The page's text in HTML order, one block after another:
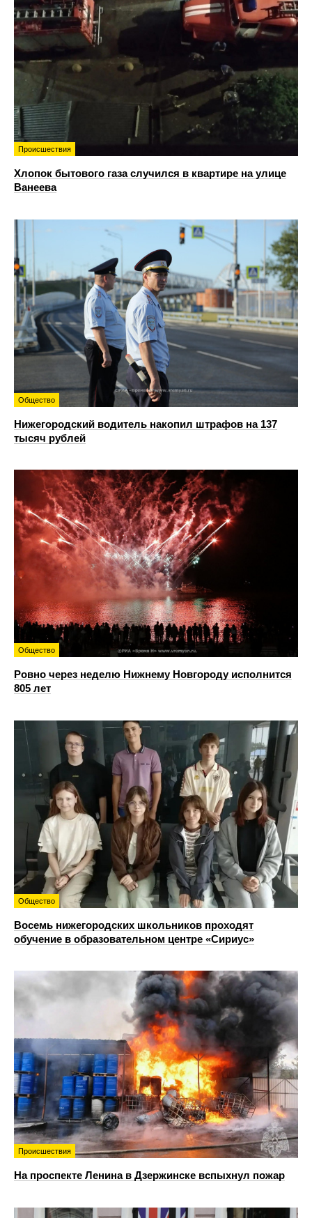
Происшествия
Хлопок бытового газа случился в квартире на улице
Ванеева
Общество
Нижегородский водитель накопил штрафов на 137
тысяч рублей
Общество
Ровно через неделю Нижнему Новгороду исполнится
805 лет
Общество
Восемь нижегородских школьников проходят
обучение в образовательном центре «Сириус»
Происшествия
На проспекте Ленина в Дзержинске вспыхнул пожар